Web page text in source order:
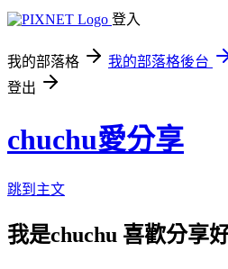
登入
我的部落格 我的部落格後台
登出
chuchu愛分享
跳到主文
我是chuchu 喜歡分享